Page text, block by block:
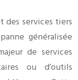
des services tiers
généralisée
de services
ou d’outils